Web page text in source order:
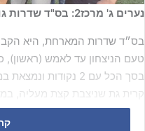
נערים ג' מרכז2: בס"ד שדרות גוברת על קרית גת (טל אביטן)
בס״ד שדרות המארחת, היא
טעם הניצחון עד לאמש
בסך הכל עם 2
העונה בס״ד שדרות ספגו 104 שערים שהם כובשים רק 11.